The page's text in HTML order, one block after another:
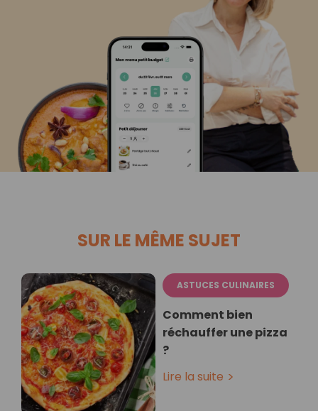
SUR LE MÊME SUJET
ASTUCES CULINAIRES
Comment bien
réchauffer une pizza
?
Lire la suite